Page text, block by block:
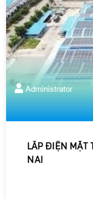
Administrator
LẮP ĐIỆN MẶT
NAI